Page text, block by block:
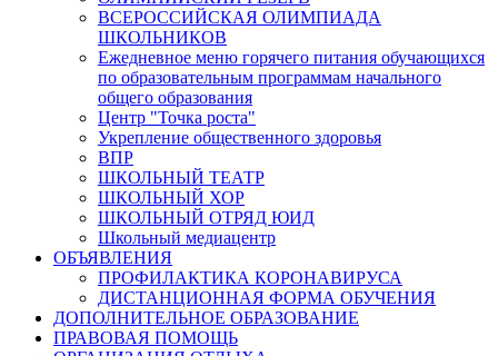
ВСЕРОССИЙСКАЯ ОЛИМПИАДА
ШКОЛЬНИКОВ
Ежедневное меню горячего питания обучающихся
по образовательным программам начального
общего образования
Центр "Точка роста"
Укрепление общественного здоровья
ВПР
ШКОЛЬНЫЙ ТЕАТР
ШКОЛЬНЫЙ ХОР
ШКОЛЬНЫЙ ОТРЯД ЮИД
Школьный медиацентр
ОБЪЯВЛЕНИЯ
ПРОФИЛАКТИКА КОРОНАВИРУСА
ДИСТАНЦИОННАЯ ФОРМА ОБУЧЕНИЯ
ДОПОЛНИТЕЛЬНОЕ ОБРАЗОВАНИЕ
ПРАВОВАЯ ПОМОЩЬ